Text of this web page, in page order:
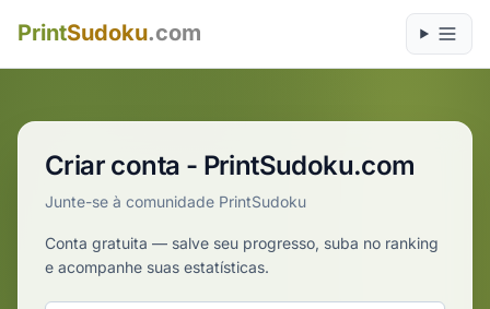
PrintSudoku.com
Criar conta - PrintSudoku.com
Junte-se à comunidade PrintSudoku
Conta gratuita — salve seu progresso, suba no ranking
e acompanhe suas estatísticas.